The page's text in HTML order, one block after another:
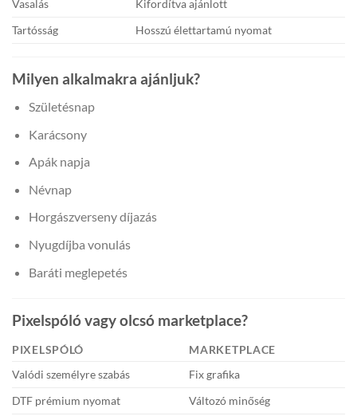
Vasalás
Kifordítva ajánlott
Tartósság
Hosszú élettartamú nyomat
Milyen alkalmakra ajánljuk?
Születésnap
Karácsony
Apák napja
Névnap
Horgászverseny díjazás
Nyugdíjba vonulás
Baráti meglepetés
Pixelspóló vagy olcsó marketplace?
PIXELSPÓLÓ
MARKETPLACE
Valódi személyre szabás
Fix grafika
DTF prémium nyomat
Változó minőség